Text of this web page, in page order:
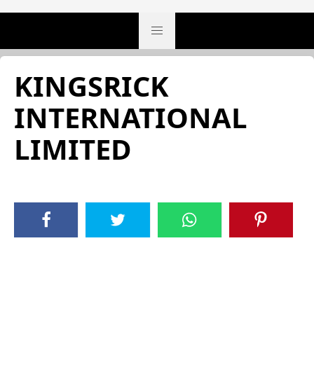
KINGSRICK
INTERNATIONAL
LIMITED